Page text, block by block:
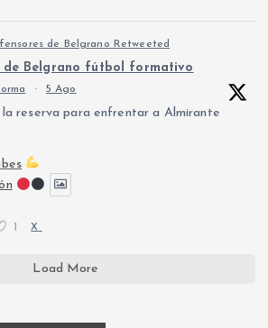
de Belgrano Retweeted
de Belgrano fútbol formativo
· 5 Ago
reserva para enfrentar a Almirante
X
Load More